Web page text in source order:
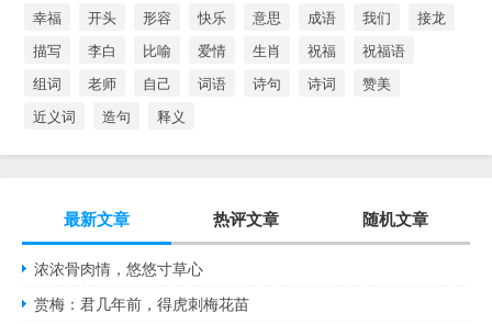
幸福
开头 形容 快乐 意思 成语 我们
接龙
描写
李白 比喻 爱情 生肖 祝福
祝福语
组词
老师 自己 词语 诗句 诗词
赞美
近义词
造句 释义
最新文章 热评文章 随机文章
浓浓骨肉情，悠悠寸草心
赏梅：君几年前，得虎刺梅花苗